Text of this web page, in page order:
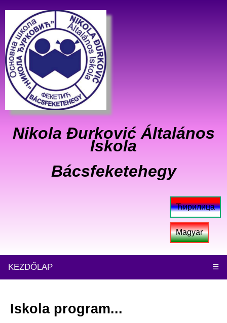
Nikola Đurković Általános
Iskola
Bácsfeketehegy
Ћирилица
Magyar
KEZDŐLAP ☰
Iskola program...